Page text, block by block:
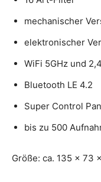
mechanischer
elektronischer
WiFi 5GHz und
Bluetooth LE 4.2
Super Control
bis zu 500
Größe: ca. 135 x 73